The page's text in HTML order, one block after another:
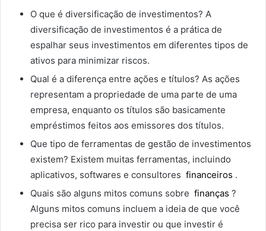
O que é diversificação de investimentos? A
diversificação de investimentos é a prática de
espalhar seus investimentos em diferentes tipos de
ativos para minimizar riscos.
Qual é a diferença entre ações e títulos? As ações
representam a propriedade de uma parte de uma
empresa, enquanto os títulos são basicamente
empréstimos feitos aos emissores dos títulos.
Que tipo de ferramentas de gestão de investimentos
existem? Existem muitas ferramentas, incluindo
aplicativos, softwares e consultores financeiros .
Quais são alguns mitos comuns sobre finanças ?
Alguns mitos comuns incluem a ideia de que você
precisa ser rico para investir ou que investir é